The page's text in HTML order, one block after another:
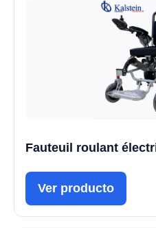
Fauteuil roulant
Ver producto